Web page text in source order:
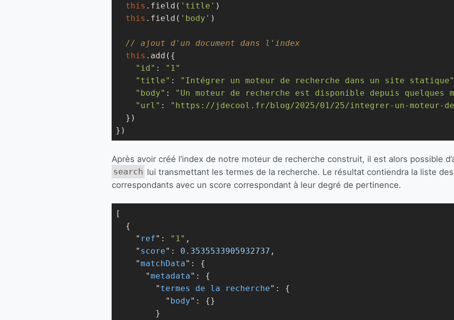
this .field( 'title' )
this .field( 'body' )
// ajout d'un document dans l'index
this .add({
"id" :
"1"
"title" : "Intégrer un moteur de recherche dans un site statique"
"body" : "Un moteur de recherche est disponible depuis
"url" : "https://jdecool.fr/blog/2025/01/25/integrer-un-moteur-
  })
})
Après avoir créé l’index de notre moteur de recherche construit, il est alors possible
search lui transmettant les termes de la recherche. Le résultat contiendra la liste
correspondants avec un score correspondant à leur degré de pertinence.
[
  {
    "
ref": "1" ,
    "
score": 0.3535533905932737 ,
    "
matchData": {
      "
metadata": {
        "
termes de la recherche": {
          "
body": {}
}